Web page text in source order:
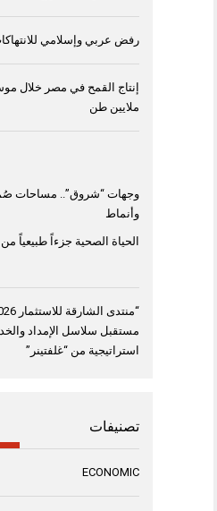
رفض عربي وإسلامي
ملايين طن
وجهات “شروق”.. مساحات
وأنماط
الحياة الصحية جزءاً طبيعياً من
مستقبل سلاسل الإمداد
استراتيجية من “غلفتينر”
تصنيفات
ECONOMIC